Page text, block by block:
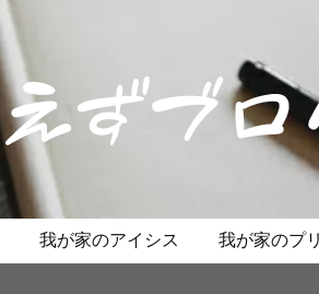
我が家のアイシス 我が家のプ